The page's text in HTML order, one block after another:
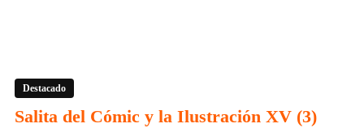
Destacado
Salita del Cómic y la Ilustración XV (3)